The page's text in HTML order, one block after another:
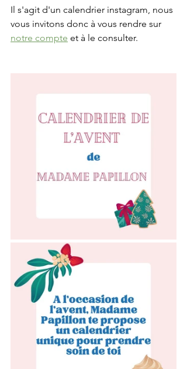
Il s'agit d'un calendrier instagram, nous
vous invitons donc à vous rendre sur
notre compte et à le consulter.